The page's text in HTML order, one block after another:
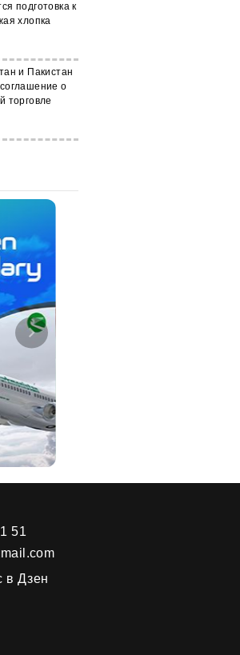
подготовка к
хлопка
и Пакистан
о
торговле
51
в Дзен